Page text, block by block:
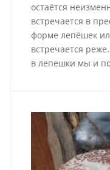
остаётся
встречается в
форме лепёшек
встречается
в лепешки мы и